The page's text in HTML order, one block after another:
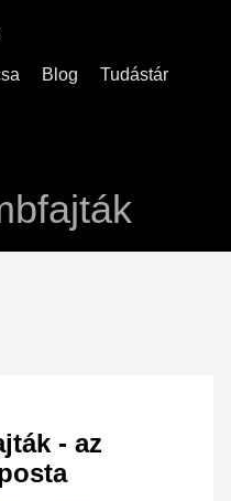
Blog
Tudástár
- az